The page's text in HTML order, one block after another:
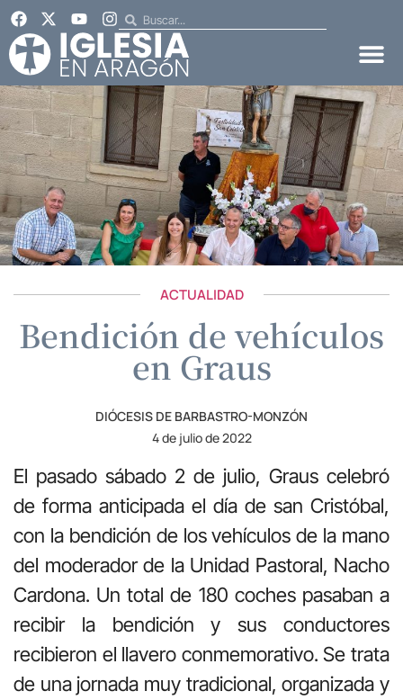
ACTUALIDAD
Bendición de vehículos
en Graus
DIÓCESIS DE BARBASTRO-MONZÓN
4 de julio de 2022
El pasado sábado 2 de julio, Graus celebró
de forma anticipada el día de san Cristóbal,
con la bendición de los vehículos de la mano
del moderador de la Unidad Pastoral, Nacho
Cardona. Un total de 180 coches pasaban a
recibir la bendición y sus conductores
recibieron el llavero conmemorativo. Se trata
de una jornada muy tradicional, organizada y